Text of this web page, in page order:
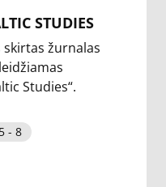
STUDIES
žurnalas
Studies“.
- 8